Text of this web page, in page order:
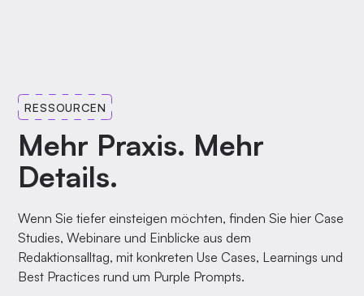
RESSOURCEN
Mehr Praxis. Mehr
Details.
Wenn Sie tiefer einsteigen möchten, finden Sie hier Case
Studies, Webinare und Einblicke aus dem
Redaktionsalltag, mit konkreten Use Cases, Learnings und
Best Practices rund um Purple Prompts.